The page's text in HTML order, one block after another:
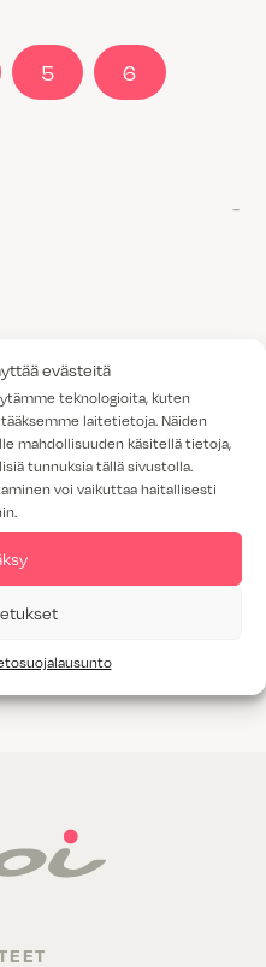
evästeitä
teknologioita, kuten
laitetietoja. Näiden
mahdollisuuden käsitellä tietoja,
tunnuksia tällä sivustolla.
voi vaikuttaa haitallisesti
5 6